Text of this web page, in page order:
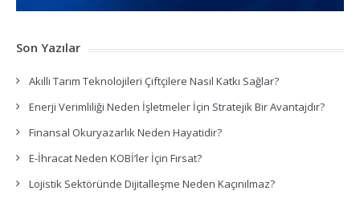
Son Yazılar
Akıllı Tarım Teknolojileri Çiftçilere Nasıl Katkı Sağlar?
Enerji Verimliliği Neden İşletmeler İçin Stratejik Bir Avantajdır?
Finansal Okuryazarlık Neden Hayatidir?
E-İhracat Neden KOBİ’ler İçin Fırsat?
Lojistik Sektöründe Dijitalleşme Neden Kaçınılmaz?